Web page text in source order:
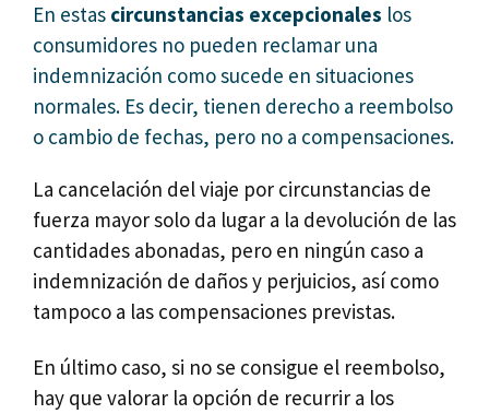
En estas circunstancias excepcionales los
consumidores no pueden reclamar una
indemnización como sucede en situaciones
normales. Es decir, tienen derecho a reembolso
o cambio de fechas, pero no a compensaciones.
La cancelación del viaje por circunstancias de
fuerza mayor solo da lugar a la devolución de las
cantidades abonadas, pero en ningún caso a
indemnización de daños y perjuicios, así como
tampoco a las compensaciones previstas.
En último caso, si no se consigue el reembolso,
hay que valorar la opción de recurrir a los